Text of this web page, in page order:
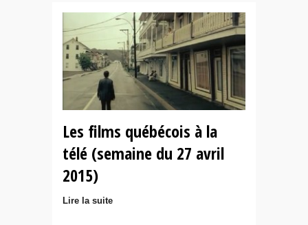
Les films québécois à la
télé (semaine du 27 avril
2015)
Lire la suite